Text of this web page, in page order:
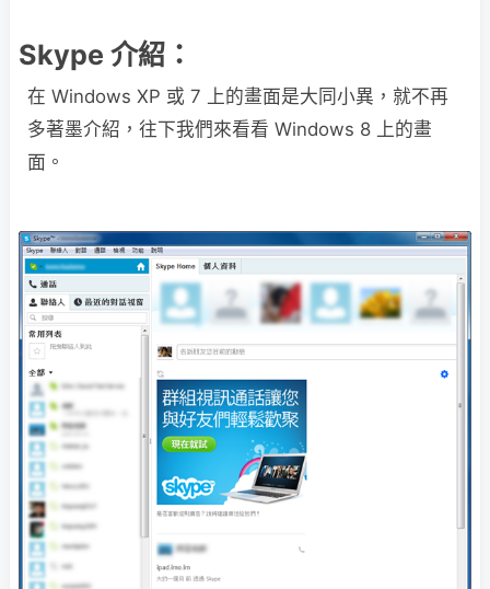
Skype 介紹：
在 Windows XP 或 7 上的畫面是大同小異，就不再
多著墨介紹，往下我們來看看 Windows 8 上的畫
面。